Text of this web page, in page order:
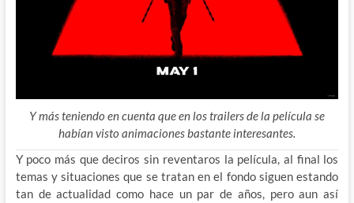
Y más teniendo en cuenta que en los trailers de la película se
habían visto animaciones bastante interesantes.
Y poco más que deciros sin reventaros la película, al final los
temas y situaciones que se tratan en el fondo siguen estando
tan de actualidad como hace un par de años, pero aun así